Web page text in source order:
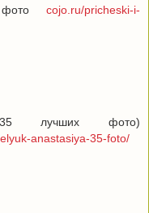
фото cojo.ru/pricheski-i-
лучших фото)
anastasiya-35-foto/